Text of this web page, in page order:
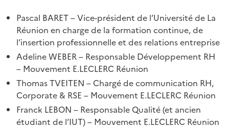
Pascal BARET – Vice-président de l’Université de La
Réunion en charge de la formation continue, de
l’insertion professionnelle et des relations entreprise
Adeline WEBER – Responsable Développement RH
– Mouvement E.LECLERC Réunion
Thomas TVEITEN – Chargé de communication RH,
Corporate & RSE – Mouvement E.LECLERC Réunion
Franck LEBON – Responsable Qualité (et ancien
étudiant de l’IUT) – Mouvement E.LECLERC Réunion